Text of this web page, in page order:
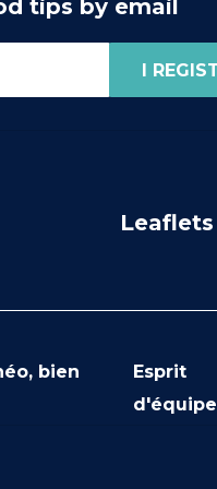
tips by email
Leaflets
bien
Esprit
d'équipe